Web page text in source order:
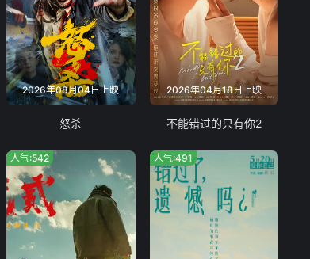
2026年08月04日上映
怒杀
2026年04月18日上映
不能错过的只有你2
人气:542 人气:491